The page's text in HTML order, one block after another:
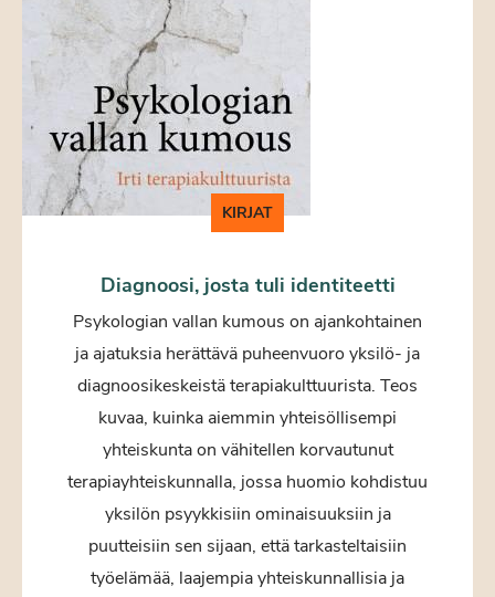
KIRJAT
Diagnoosi, josta tuli identiteetti
Psykologian vallan kumous on ajankohtainen
ja ajatuksia herättävä puheenvuoro yksilö- ja
diagnoosikeskeistä terapiakulttuurista. Teos
kuvaa, kuinka aiemmin yhteisöllisempi
yhteiskunta on vähitellen korvautunut
terapiayhteiskunnalla, jossa huomio kohdistuu
yksilön psyykkisiin ominaisuuksiin ja
puutteisiin sen sijaan, että tarkasteltaisiin
työelämää, laajempia yhteiskunnallisia ja